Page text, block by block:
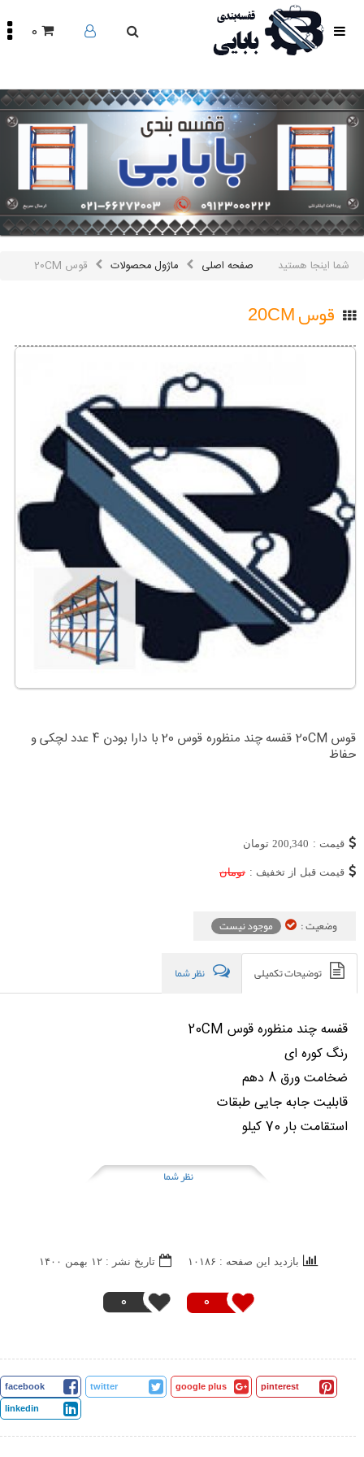
محصولات
مقالات
درباره
تماس
باما
اینستاگرام
سایر
لینک
0
شما اینجا هستید صفحه اصلی ماژول محصولات قوس 20CM
قوس 20CM
قوس 20CM قفسه چند منظوره قوس 20 با دارا بودن 4 عدد لچکی و
حفاظ
قیمت : 200,340 تومان
قیمت قبل از تخفیف : تومان
وضعیت : موجود نیست
توضیحات تکمیلی نظر شما
قفسه چند منظوره قوس 20CM
رنگ کوره ای
ضخامت ورق 8 دهم
قابلیت جابه جایی طبقات
استقامت بار 70 کیلو
نظر شما
0
0
بازدید این صفحه : ۱۰۱۸۶ تاریخ نشر : ۱۲ بهمن ۱۴۰۰
facebook twitter google plus pinterest
linkedin